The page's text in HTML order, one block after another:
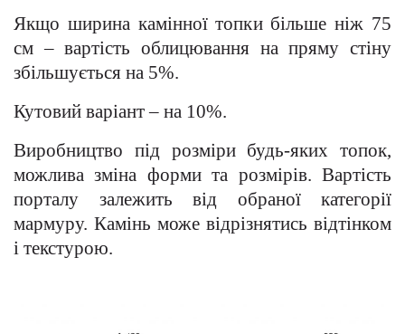
Якщо ширина камінної топки більше ніж 75
см – вартість облицювання на пряму стіну
збільшується на 5%.
Кутовий варіант – на 10%.
Виробництво під розміри будь-яких топок,
можлива зміна форми та розмірів. Вартість
порталу залежить від обраної категорії
мармуру. Камінь може відрізнятись відтінком
і текстурою.